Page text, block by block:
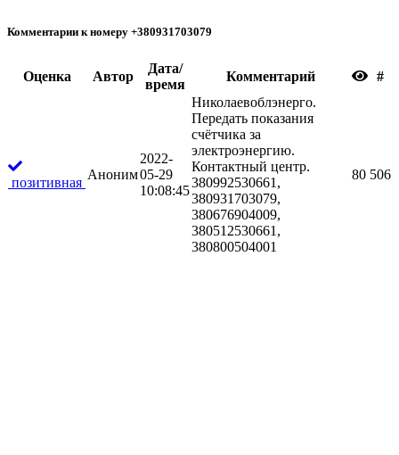
Комментарии к номеру +380931703079
Oценка Автор
Дата/
время
Комментарий #
позитивная
Аноним
2022-
05-29
10:08:45
Николаевоблэнерго.
Передать показания
счётчика за
электроэнергию.
Контактный центр.
380992530661,
380931703079,
380676904009,
380512530661,
380800504001
80 506